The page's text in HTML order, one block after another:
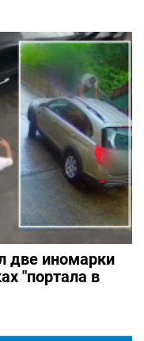
две иномарки
"портала в